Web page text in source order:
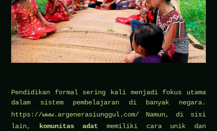
Pendidikan formal sering kali menjadi fokus utama
dalam sistem pembelajaran di banyak negara.
https://www.argenerasiunggul.com/ Namun, di sisi
lain,
komunitas adat memiliki cara unik dan